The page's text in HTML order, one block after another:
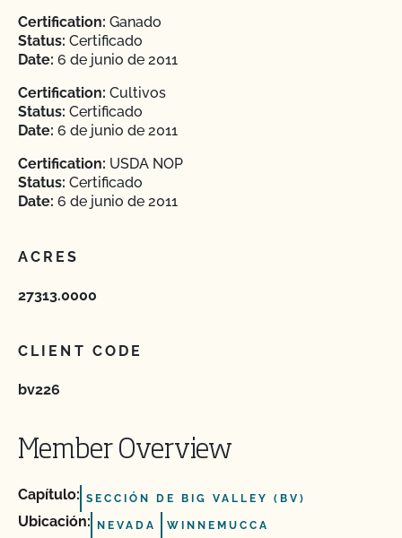
Certification: Ganado
Status: Certificado
Date: 6 de junio de 2011
Certification: Cultivos
Status: Certificado
Date: 6 de junio de 2011
Certification: USDA NOP
Status: Certificado
Date: 6 de junio de 2011
ACRES
27313.0000
CLIENT CODE
bv226
Member Overview
Capítulo: SECCIÓN DE BIG VALLEY (BV)
Ubicación: NEVADA WINNEMUCCA